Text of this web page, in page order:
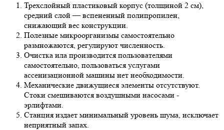
Трехслойный пластиковый корпус (толщиной 2 см),
средний слой — вспененный полипропилен,
снижающий вес конструкции.
Полезные микроорганизмы самостоятельно
размножаются, регулируют численность.
Очистка ила производится пользователями
самостоятельно, пользоваться услугами
ассенизационной машины нет необходимости.
Механические движущиеся элементы отсутствуют.
Стоки смешиваются воздушными насосами -
эрлифтами.
Станция издает минимальный уровень шума, исключает
неприятный запах.